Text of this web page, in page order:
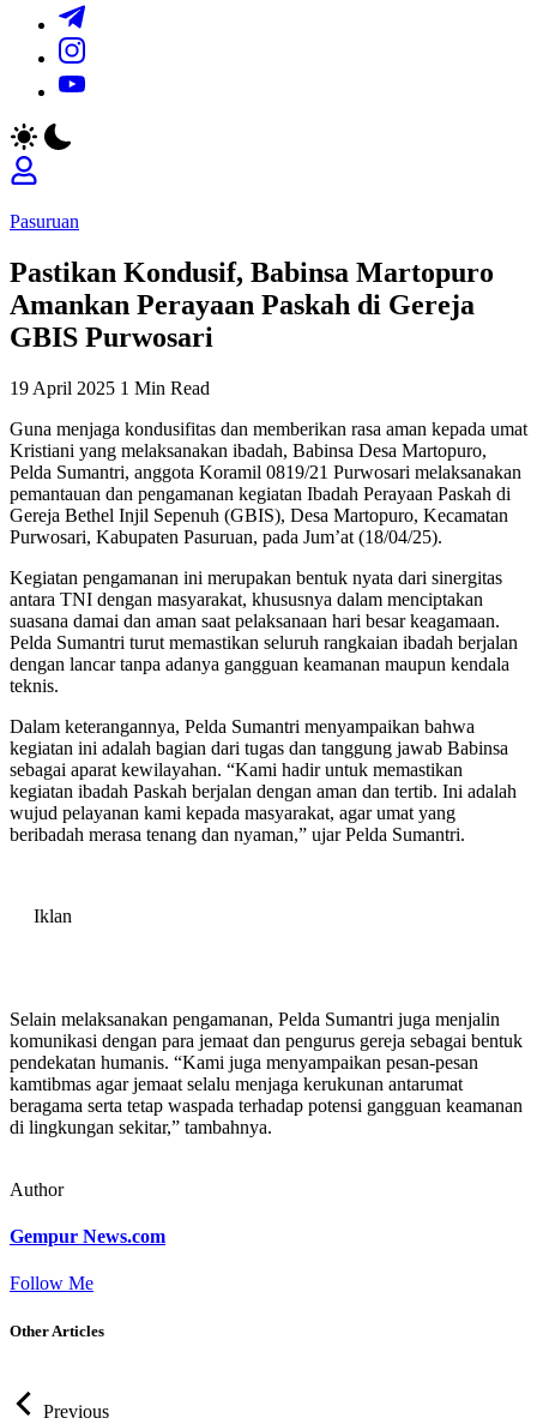
https://t.me/
https://www.instagram.com/
https://youtube.com/
Pasuruan
Pastikan Kondusif, Babinsa Martopuro
Amankan Perayaan Paskah di Gereja
GBIS Purwosari
19 April 2025 1 Min Read
Guna menjaga kondusifitas dan memberikan rasa aman kepada umat
Kristiani yang melaksanakan ibadah, Babinsa Desa Martopuro,
Pelda Sumantri, anggota Koramil 0819/21 Purwosari melaksanakan
pemantauan dan pengamanan kegiatan Ibadah Perayaan Paskah di
Gereja Bethel Injil Sepenuh (GBIS), Desa Martopuro, Kecamatan
Purwosari, Kabupaten Pasuruan, pada Jum’at (18/04/25).
Kegiatan pengamanan ini merupakan bentuk nyata dari sinergitas
antara TNI dengan masyarakat, khususnya dalam menciptakan
suasana damai dan aman saat pelaksanaan hari besar keagamaan.
Pelda Sumantri turut memastikan seluruh rangkaian ibadah berjalan
dengan lancar tanpa adanya gangguan keamanan maupun kendala
teknis.
Dalam keterangannya, Pelda Sumantri menyampaikan bahwa
kegiatan ini adalah bagian dari tugas dan tanggung jawab Babinsa
sebagai aparat kewilayahan. “Kami hadir untuk memastikan
kegiatan ibadah Paskah berjalan dengan aman dan tertib. Ini adalah
wujud pelayanan kami kepada masyarakat, agar umat yang
beribadah merasa tenang dan nyaman,” ujar Pelda Sumantri.
Iklan
Selain melaksanakan pengamanan, Pelda Sumantri juga menjalin
komunikasi dengan para jemaat dan pengurus gereja sebagai bentuk
pendekatan humanis. “Kami juga menyampaikan pesan-pesan
kamtibmas agar jemaat selalu menjaga kerukunan antarumat
beragama serta tetap waspada terhadap potensi gangguan keamanan
di lingkungan sekitar,” tambahnya.
Author
Gempur News.com
Follow Me
Other Articles
Previous